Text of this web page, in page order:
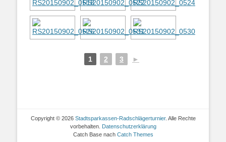
1 2 3 ►
Copyright © 2026 Stadtsparkassen-Radschlägerturnier. Alle Rechte
vorbehalten. Datenschutzerklärung
Catch Base nach Catch Themes